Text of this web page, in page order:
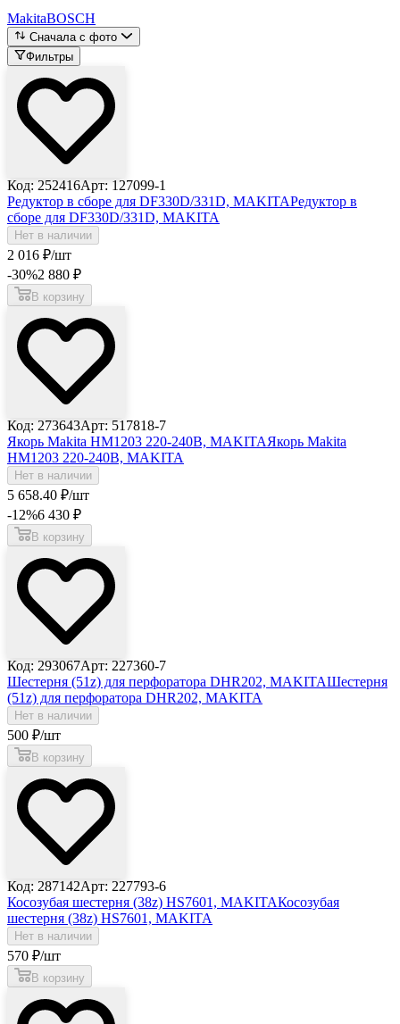
MakitaBOSCH
Сначала с фото
Фильтры
Код: 252416Арт: 127099-1
Редуктор в сборе для DF330D/331D, MAKITAРедуктор в
сборе для DF330D/331D, MAKITA
Нет в наличии
2 016 ₽/шт
-30%2 880 ₽
В корзину
Код: 273643Арт: 517818-7
Якорь Makita HM1203 220-240В, MAKITAЯкорь Makita
HM1203 220-240В, MAKITA
Нет в наличии
5 658.40 ₽/шт
-12%6 430 ₽
В корзину
Код: 293067Арт: 227360-7
Шестерня (51z) для перфоратора DHR202, MAKITAШестерня
(51z) для перфоратора DHR202, MAKITA
Нет в наличии
500 ₽/шт
В корзину
Код: 287142Арт: 227793-6
Косозубая шестерня (38z) HS7601, MAKITAКосозубая
шестерня (38z) HS7601, MAKITA
Нет в наличии
570 ₽/шт
В корзину